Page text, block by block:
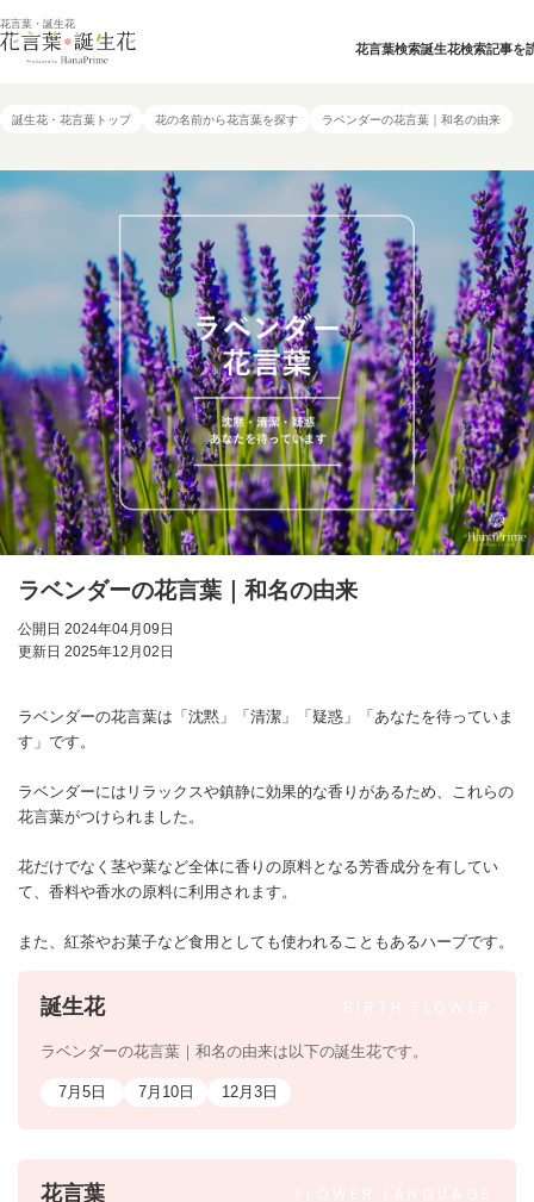
花言葉・誕生花
花言葉検索誕生花検索記事を
誕生花・花言葉トップ 花の名前から花言葉を探す ラベンダーの花言葉｜和名の由来
ラベンダーの花言葉｜和名の由来
公開日 2024年04月09日
更新日 2025年12月02日
ラベンダーの花言葉は「沈黙」「清潔」「疑惑」「あなたを待っていま
す」です。
ラベンダーにはリラックスや鎮静に効果的な香りがあるため、これらの
花言葉がつけられました。
花だけでなく茎や葉など全体に香りの原料となる芳香成分を有してい
て、香料や香水の原料に利用されます。
また、紅茶やお菓子など食用としても使われることもあるハーブです。
誕生花
ラベンダーの花言葉｜和名の由来は以下の誕生花です。
7月5日 7月10日 12月3日
花言葉